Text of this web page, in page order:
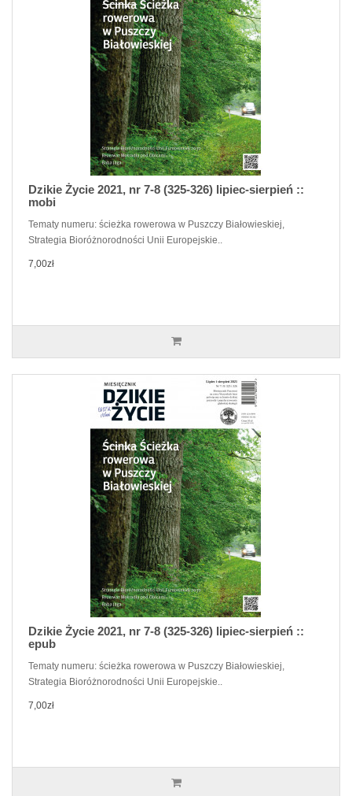
Dzikie Życie 2021, nr 7-8 (325-326) lipiec-sierpień ::
mobi
Tematy numeru: ścieżka rowerowa w Puszczy Białowieskiej,
Strategia Bioróżnorodności Unii Europejskie..
7,00zł
Dzikie Życie 2021, nr 7-8 (325-326) lipiec-sierpień ::
epub
Tematy numeru: ścieżka rowerowa w Puszczy Białowieskiej,
Strategia Bioróżnorodności Unii Europejskie..
7,00zł